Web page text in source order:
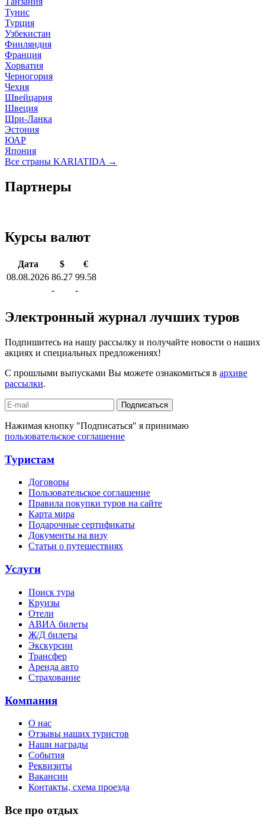
Тунис
Турция
Узбекистан
Финляндия
Франция
Хорватия
Черногория
Чехия
Швейцария
Швеция
Шри-Ланка
Эстония
ЮАР
Япония
Все страны KARIATIDA →
Партнеры
Курсы валют
Дата $
€
08.08.2026 86.27 99.58
-
-
Электронный журнал лучших туров
Подпишитесь на нашу рассылку и получайте новости о наших
акциях и специальных предложениях!
С прошлыми выпусками Вы можете ознакомиться в архиве
рассылки.
Подписаться
Нажимая кнопку "Подписаться" я принимаю
пользовательское соглашение
Туристам
Договоры
Пользовательское соглашение
Правила покупки туров на сайте
Карта мира
Подарочные сертификаты
Документы на визу
Статьи о путешествиях
Услуги
Поиск тура
Круизы
Отели
АВИА билеты
Ж/Д билеты
Экскурсии
Трансфер
Аренда авто
Страхование
Компания
О нас
Отзывы наших туристов
Наши награды
События
Реквизиты
Вакансии
Контакты, схема проезда
Все про отдых